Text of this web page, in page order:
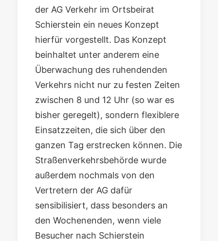
der AG Verkehr im Ortsbeirat
Schierstein ein neues Konzept
hierfür vorgestellt. Das Konzept
beinhaltet unter anderem eine
Überwachung des ruhendenden
Verkehrs nicht nur zu festen Zeiten
zwischen 8 und 12 Uhr (so war es
bisher geregelt), sondern flexiblere
Einsatzzeiten, die sich über den
ganzen Tag erstrecken können. Die
Straßenverkehrsbehörde wurde
außerdem nochmals von den
Vertretern der AG dafür
sensibilisiert, dass besonders an
den Wochenenden, wenn viele
Besucher nach Schierstein